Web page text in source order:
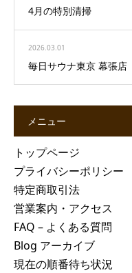
4月の特別清掃
2026.03.01
毎日サウナ東京 幕張
メニュー
トップページ
プライバシーポリシー
特定商取引法
営業案内・アクセス
FAQ – よくある質問
Blog アーカイブ
現在の順番待ち状況